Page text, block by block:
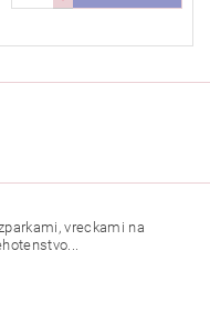
vreckami na